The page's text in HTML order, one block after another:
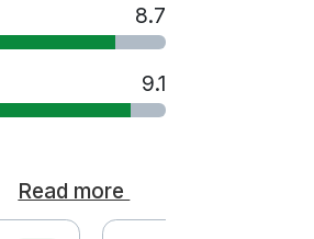
8.7
9.1
Read more